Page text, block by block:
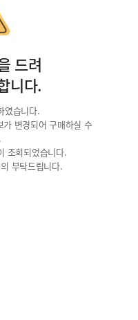
드려
니다.
였습니다.
변경되어 구매하실 수
조회되었습니다.
부탁드립니다.